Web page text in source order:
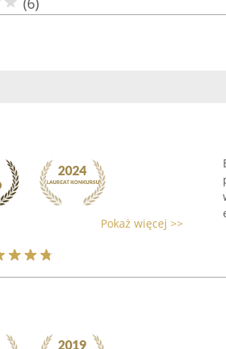
Pokaż więcej >>